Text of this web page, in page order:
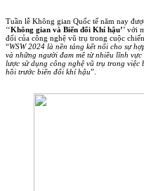
Tuần lễ Không gian Quốc tế năm nay
‘‘Không gian và Biến đổi Khí hậu’’ với
đổi của công nghệ vũ trụ trong cuộc
“WSW 2024 là nền tảng kết nối cho sự
và những người đam mê từ nhiều lĩnh
lược sử dụng công nghệ vũ trụ trong
hồi trước biến đổi khí hậu”.